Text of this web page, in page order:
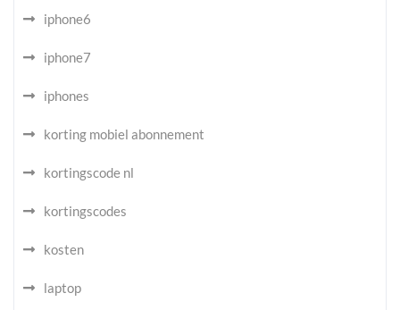
iphone6
iphone7
iphones
korting mobiel abonnement
kortingscode nl
kortingscodes
kosten
laptop